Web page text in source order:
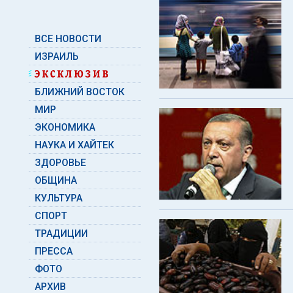
ВСЕ НОВОСТИ
ИЗРАИЛЬ
БЛИЖНИЙ ВОСТОК
МИР
ЭКОНОМИКА
НАУКА И ХАЙТЕК
ЗДОРОВЬЕ
ОБЩИНА
КУЛЬТУРА
СПОРТ
ТРАДИЦИИ
ПРЕССА
ФОТО
АРХИВ